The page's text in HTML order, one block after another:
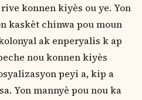
konnen kiyѐs ou ye. Yon
kaskѐt chinwa pou moun
ak enperyalis k ap
nou konnen kiyѐs
peyi a, kip a
Yon mannyѐ pou nou ka